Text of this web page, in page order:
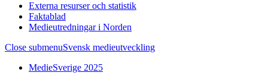
Externa resurser och statistik
Faktablad
Medieutredningar i Norden
Close submenuSvensk medieutveckling
MedieSverige 2025